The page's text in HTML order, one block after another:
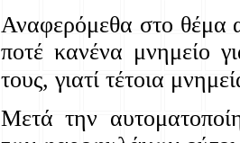
Αναφερόμεθα στο θέμα
ποτέ κανένα μνημείο
τους, γιατί τέτοια
Μετά την